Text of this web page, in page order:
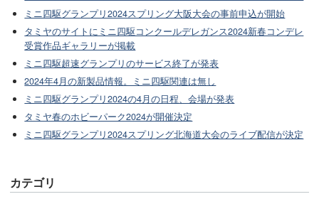
ミニ四駆グランプリ2024スプリング大阪大会の事前申込が開始
タミヤのサイトにミニ四駆コンクールデレガンス2024新春コンデレ
受賞作品ギャラリーが掲載
ミニ四駆超速グランプリのサービス終了が発表
2024年4月の新製品情報。ミニ四駆関連は無し
ミニ四駆グランプリ2024の4月の日程、会場が発表
タミヤ春のホビーパーク2024が開催決定
ミニ四駆グランプリ2024スプリング北海道大会のライブ配信が決定
カテゴリ